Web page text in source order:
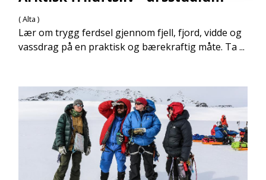
( Alta )
Lær om trygg ferdsel gjennom fjell, fjord, vidde og
vassdrag på en praktisk og bærekraftig måte. Ta ...